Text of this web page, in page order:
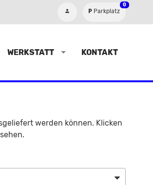
Parkplatz
0
WERKSTATT KONTAKT
werden können. Klicken